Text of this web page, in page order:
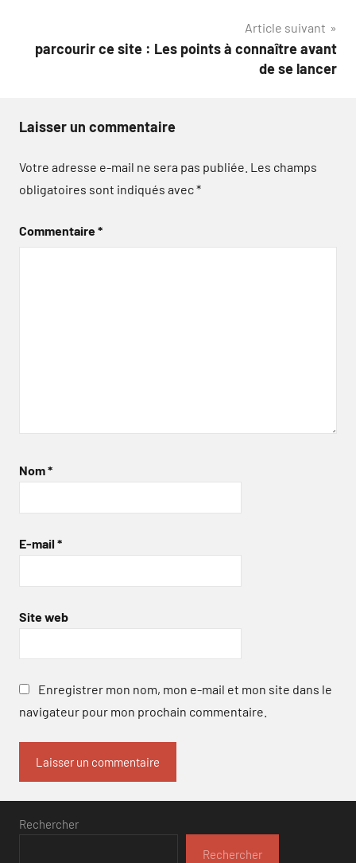
Article suivant
parcourir ce site : Les points à connaître avant
de se lancer
Laisser un commentaire
Votre adresse e-mail ne sera pas publiée. Les champs
obligatoires sont indiqués avec*
Commentaire*
Nom*
E-mail *
Site web
Enregistrer mon nom, mon e-mail et mon site dans le
navigateur pour mon prochain commentaire.
Rechercher
Rechercher